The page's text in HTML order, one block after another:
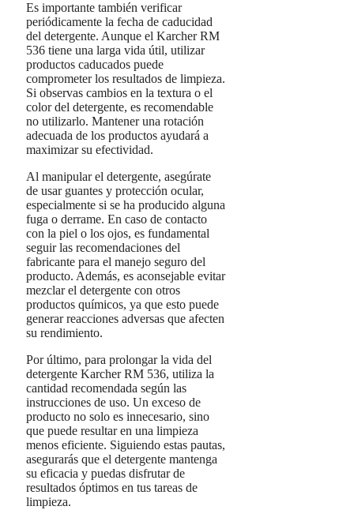
Es importante también verificar
periódicamente la fecha de caducidad
del detergente. Aunque el Karcher RM
536 tiene una larga vida útil, utilizar
productos caducados puede
comprometer los resultados de limpieza.
Si observas cambios en la textura o el
color del detergente, es recomendable
no utilizarlo. Mantener una rotación
adecuada de los productos ayudará a
maximizar su efectividad.
Al manipular el detergente, asegúrate
de usar guantes y protección ocular,
especialmente si se ha producido alguna
fuga o derrame. En caso de contacto
con la piel o los ojos, es fundamental
seguir las recomendaciones del
fabricante para el manejo seguro del
producto. Además, es aconsejable evitar
mezclar el detergente con otros
productos químicos, ya que esto puede
generar reacciones adversas que afecten
su rendimiento.
Por último, para prolongar la vida del
detergente Karcher RM 536, utiliza la
cantidad recomendada según las
instrucciones de uso. Un exceso de
producto no solo es innecesario, sino
que puede resultar en una limpieza
menos eficiente. Siguiendo estas pautas,
asegurarás que el detergente mantenga
su eficacia y puedas disfrutar de
resultados óptimos en tus tareas de
limpieza.